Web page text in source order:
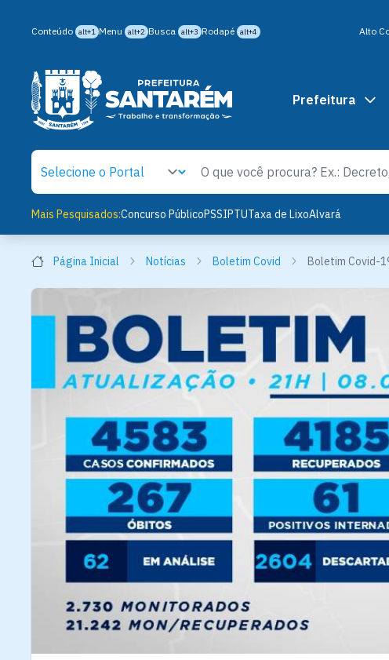
Conteúdo alt+1 Menu alt+2 Busca alt+3 Rodapé alt+4 Alto
Prefeitura
Mais Pesquisados:Concurso PúblicoPSSIPTUTaxa de LixoAlvará
Página Inicial Notícias Boletim Covid Boletim Covid-